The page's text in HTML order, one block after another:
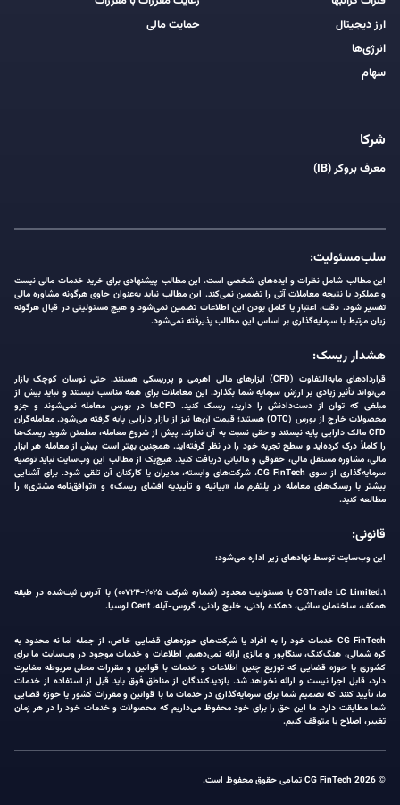
ارز دیجیتال
انرژی‌ها
سهام
حمایت مالی
شرکا
معرف بروکر (IB)
سلب‌مسئولیت:
این مطالب شامل نظرات و ایده‌های شخصی است. این مطالب پیشنهادی برای خرید خدمات مالی نیست
و عملکرد یا نتیجه معاملات آتی را تضمین نمی‌کند. این مطالب نباید به‌عنوان حاوی هرگونه مشاوره مالی
تفسیر شود. دقت، اعتبار یا کامل بودن این اطلاعات تضمین نمی‌شود و هیچ مسئولیتی در قبال هرگونه
زیان مرتبط با سرمایه‌گذاری بر اساس این مطالب پذیرفته نمی‌شود.
هشدار ریسک:
قراردادهای مابه‌التفاوت (CFD) ابزارهای مالی اهرمی و پرریسکی هستند. حتی نوسان کوچک بازار
می‌تواند تأثیر زیادی بر ارزش سرمایه شما بگذارد. این معاملات برای همه مناسب نیستند و نباید بیش از
مبلغی که توان از دست‌دادنش را دارید، ریسک کنید. CFDها در بورس معامله نمی‌شوند و جزو
محصولات خارج از بورس (OTC) هستند؛ قیمت آن‌ها نیز از بازار دارایی پایه گرفته می‌شود. معامله‌گران
CFD مالک دارایی پایه نیستند و حقی نسبت به آن ندارند. پیش از شروع معامله، مطمئن شوید ریسک‌ها
را کاملاً درک کرده‌اید و سطح تجربه خود را در نظر گرفته‌اید. همچنین بهتر است پیش از معامله هر ابزار
مالی، مشاوره مستقل مالی، حقوقی و مالیاتی دریافت کنید. هیچ‌یک از مطالب این وب‌سایت نباید توصیه
سرمایه‌گذاری از سوی CG FinTech، شرکت‌های وابسته، مدیران یا کارکنان آن تلقی شود. برای آشنایی
بیشتر با ریسک‌های معامله در پلتفرم ما، «بیانیه و تأییدیه افشای ریسک» و «توافق‌نامه مشتری» را
مطالعه کنید.
قانونی:
این وب‌سایت توسط نهادهای زیر اداره می‌شود:
۱.CGTrade LC Limited با مسئولیت محدود (شماره شرکت ۲۰۲۵-۰۰۷۲۴) با آدرس ثبت‌شده در طبقه
همکف، ساختمان ساثبی، دهکده رادنی، خلیج رادنی، گروس-آیله، Cent لوسیا.
CG FinTech خدمات خود را به افراد یا شرکت‌های حوزه‌های قضایی خاص، از جمله اما نه محدود به
کره شمالی، هنگ‌کنگ، سنگاپور و مالزی ارائه نمی‌دهیم. اطلاعات و خدمات موجود در وب‌سایت ما برای
کشوری یا حوزه قضایی که توزیع چنین اطلاعات و خدمات با قوانین و مقررات محلی مربوطه مغایرت
دارد، قابل اجرا نیست و ارائه نخواهد شد. بازدیدکنندگان از مناطق فوق باید قبل از استفاده از خدمات
ما، تأیید کنند که تصمیم شما برای سرمایه‌گذاری در خدمات ما با قوانین و مقررات کشور یا حوزه قضایی
شما مطابقت دارد. ما این حق را برای خود محفوظ می‌داریم که محصولات و خدمات خود را در هر زمان
تغییر، اصلاح یا متوقف کنیم.
© 2026 CG FinTech تمامی حقوق محفوظ است.